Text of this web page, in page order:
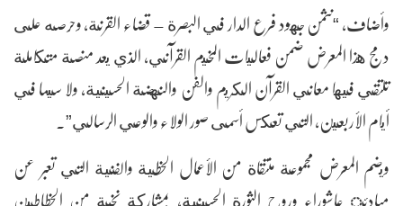
وأضاف، “نثمن جهود فرع الدار في البصرة – قضاء القرنة، وحرصه على
دمج هذا المعرض ضمن فعاليات المخيم القرآني، الذي يعد منصة متكاملة
تلتقي فيها معاني القرآن الكريم والفن والنهضة الحسينية، ولا سيما في
أيام الأربعين، التي تعكس أسمى صور الولاء والوعي الرسالي”.
ويضم المعرض مجموعة منتقاة من الأعمال الخطية والفنية التي تعبر عن